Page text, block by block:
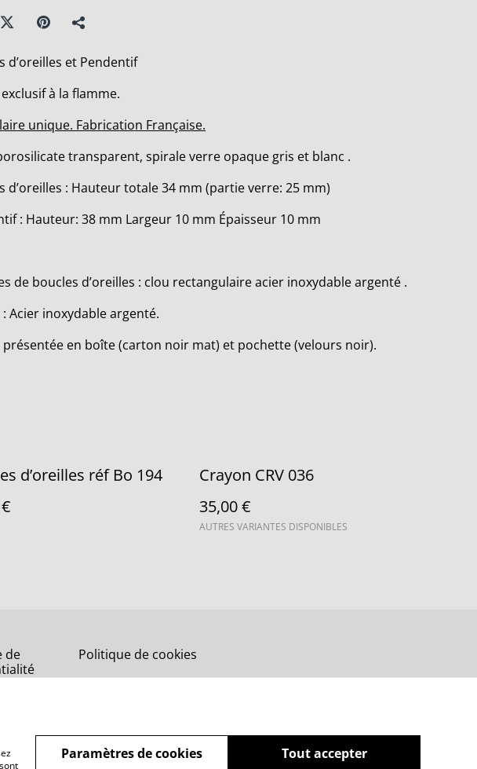
d’oreilles et Pendentif
à la flamme.
unique. Fabrication Française.
transparent, spirale verre opaque gris et blanc .
d’oreilles : Hauteur totale 34 mm (partie verre: 25 mm)
: Hauteur: 38 mm Largeur 10 mm Épaisseur 10 mm
de boucles d’oreilles : clou rectangulaire acier inoxydable argenté .
: Acier inoxydable argenté.
présentée en boîte (carton noir mat) et pochette (velours noir).
d’oreilles réf Bo 194
Crayon CRV 036
35,00 €
AUTRES VARIANTES DISPONIBLES
de
Politique de cookies
Tout accepter
Paramètres de cookies